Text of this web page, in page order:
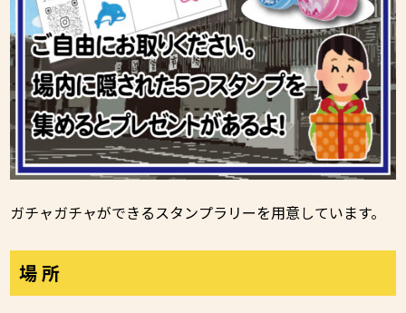
ガチャガチャができるスタンプラリーを用意しています。
場 所